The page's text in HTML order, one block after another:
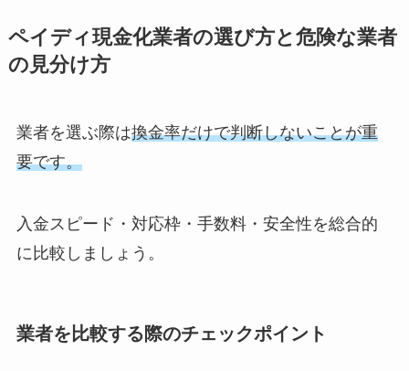
ペイディ現金化業者の選び方と危険な業者
の見分け方
業者を選ぶ際は換金率だけで判断しないことが重
要です。
入金スピード・対応枠・手数料・安全性を総合的
に比較しましょう。
業者を比較する際のチェックポイント